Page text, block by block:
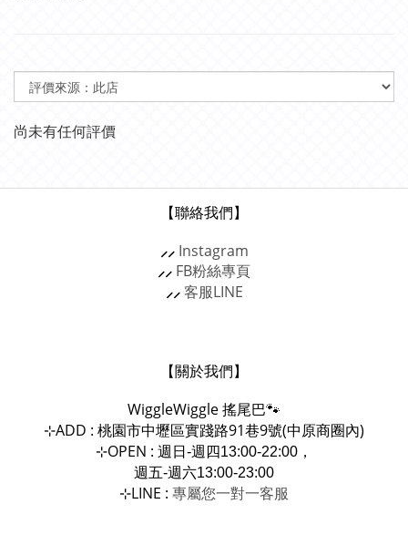
尚未有任何評價
【聯絡我們】
⸝⸝ Instagram
⸝⸝ FB粉絲專頁
⸝⸝客服LINE
【關於我們】
WiggleWiggle搖尾巴🐾
⊹ADD : 桃園市中壢區實踐路91巷9號(中原商圈內)
⊹OPEN : 週日-週四13:00-22:00，
週五-週六13:00-23:00
⊹LINE : 專屬您一對一客服